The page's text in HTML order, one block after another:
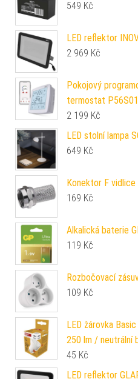
549 Kč
LED reflektor
2 969 Kč
Pokojový
termostat P56S01
2 199 Kč
LED stolní lampa
649 Kč
Konektor F vidlice
169 Kč
Alkalická baterie
119 Kč
Rozbočovací
109 Kč
LED žárovka
250 lm / neutrální
45 Kč
LED reflektor